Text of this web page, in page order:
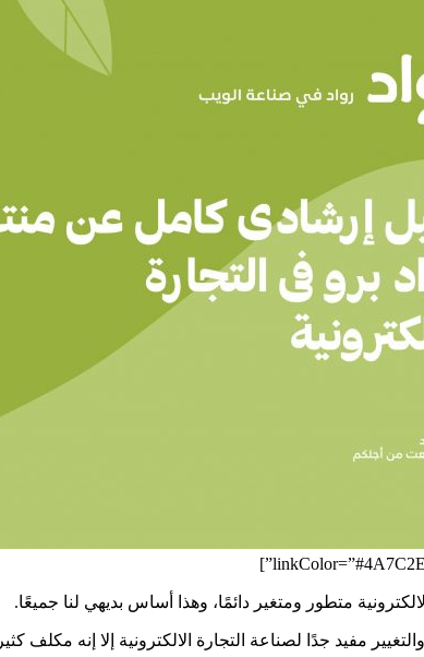
متطور ومتغير دائمًا، وهذا أساس بديهي لنا جميعًا.
مفيد جدًا لصناعة التجارة الالكترونية إلا إنه مكلف